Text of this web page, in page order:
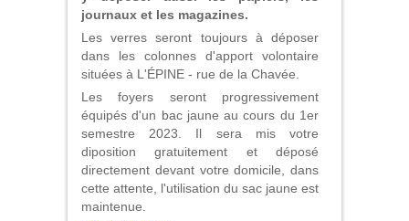
journaux et les magazines.
Les verres seront toujours à déposer
dans les colonnes d'apport volontaire
situées à L'ÉPINE - rue de la Chavée.
Les foyers seront progressivement
équipés d'un bac jaune au cours du 1er
semestre 2023. Il sera mis votre
diposition gratuitement et déposé
directement devant votre domicile, dans
cette attente, l'utilisation du sac jaune est
maintenue.